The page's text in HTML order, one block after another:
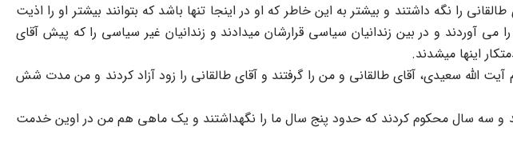
را نگه داشتند و بیشتر به این خاطر که او در اینجا تنها باشد که بتوانند بیشتر او را اذیت
می آوردند و در بین زندانیان سیاسی قرارشان میدادند و زندانیان غیر سیاسی را که پیش آقای
اینها میشدند.
الله سعیدی، آقای طالقانی و من را گرفتند و آقای طالقانی را زود آزاد کردند و من مدت شش
و سه سال محکوم کردند که حدود پنج سال ما را نگهداشتند و یک ماهی هم من در اوین خدمت